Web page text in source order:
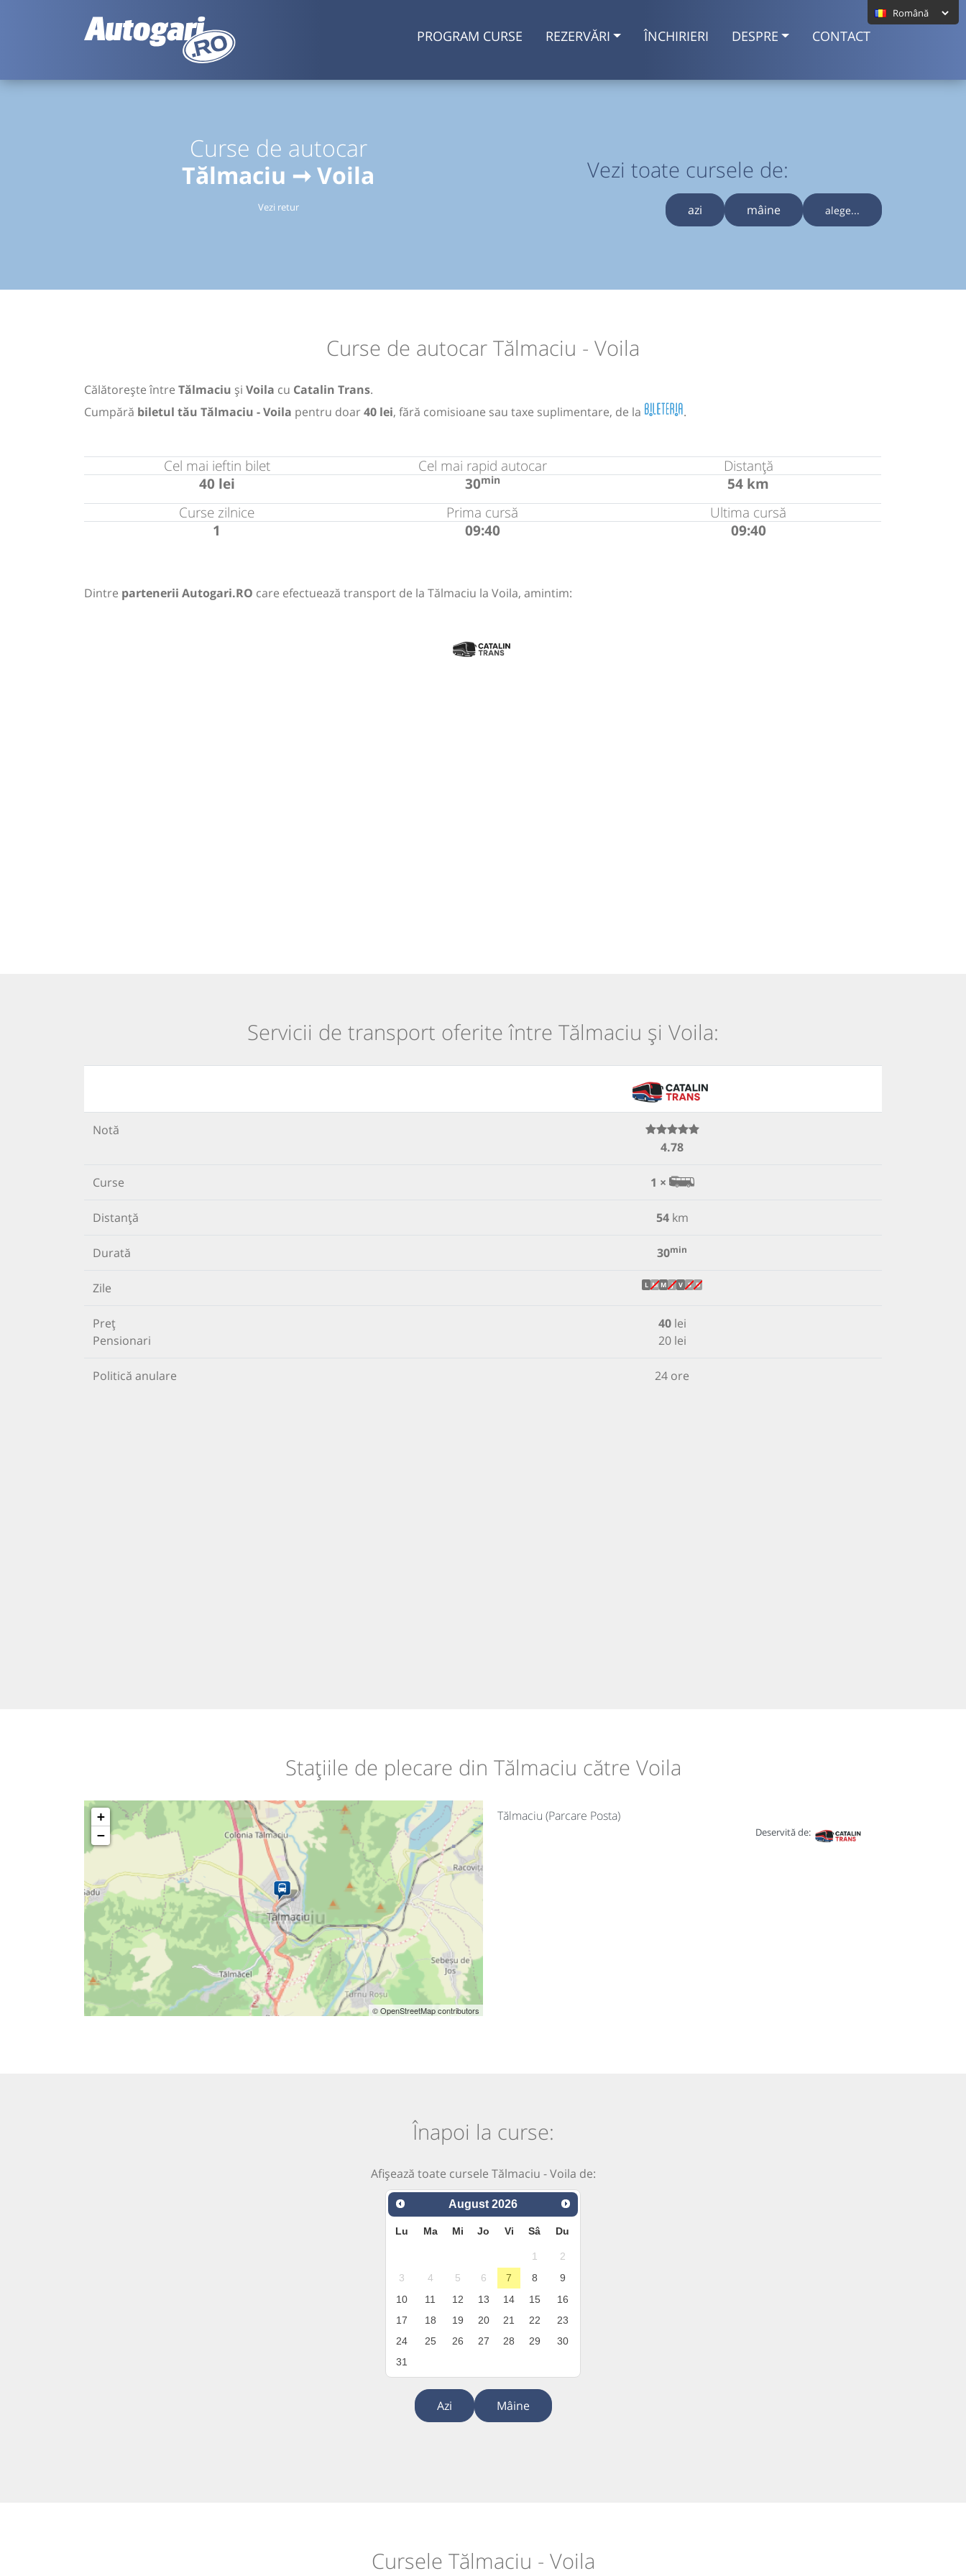
PROGRAM CURSE REZERVĂRI ÎNCHIRIERI DESPRE CONTACT
Curse de autocar
Tălmaciu ➞ Voila
Vezi retur
Vezi toate cursele de:
azi mâine alege...
Curse de autocar Tălmaciu - Voila
Călătorește între Tălmaciu și Voila cu Catalin Trans.
Cumpără biletul tău Tălmaciu - Voila pentru doar40 lei, fără comisioane sau taxe suplimentare, de la .
Cel mai ieftin bilet
40 lei
Cel mai rapid autocar
30min
Distanță
54 km
Curse zilnice
1
Prima cursă
09:40
Ultima cursă
09:40
Dintre partenerii Autogari.RO care efectuează transport de la Tălmaciu la Voila, amintim:
Servicii de transport oferite între Tălmaciu și Voila:
Notă
4.78
Curse 1 ×
Distanță 54km
Durată 30min
Zile L M M J V S D
Preț
Pensionari
40lei
20 lei
Politică anulare 24 ore
Stațiile de plecare din Tălmaciu către Voila
+
−
© OpenStreetMap contributors
Tălmaciu (Parcare Posta)
Deservită de:
Înapoi la curse:
Afișează toate cursele Tălmaciu - Voila de:
August 2026
Lu Ma Mi Jo Vi Sâ Du
1
2
3
4 5 6 7 8
9
10
11 12 13 14 15
16
17
18 19 20 21 22
23
24
25 26 27 28 29
30
31
Azi Mâine
Cursele Tălmaciu - Voila